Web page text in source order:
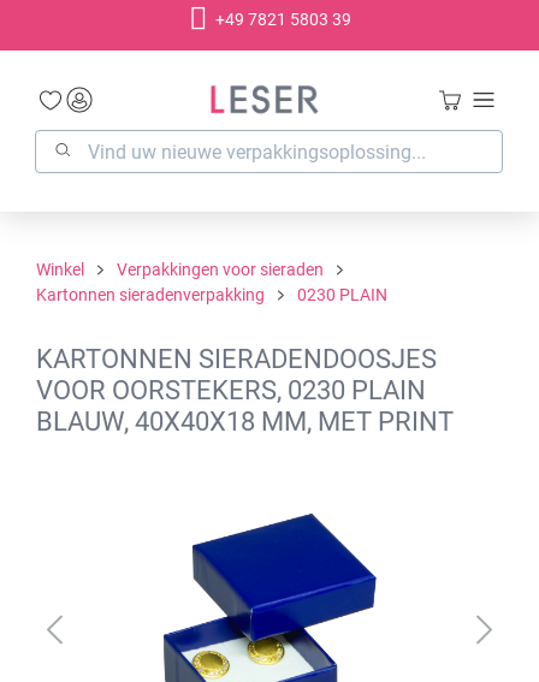
+49 7821 5803 39
Winkel
Verpakkingen voor sieraden
Kartonnen sieradenverpakking
0230 PLAIN
KARTONNEN SIERADENDOOSJES
VOOR OORSTEKERS, 0230 PLAIN
BLAUW, 40X40X18 MM, MET PRINT